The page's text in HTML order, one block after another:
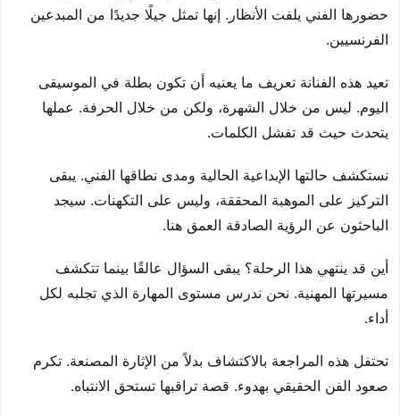
حضورها الفني يلفت الأنظار. إنها تمثل جيلًا جديدًا من المبدعين
الفرنسيين.
تعيد هذه الفنانة تعريف ما يعنيه أن تكون بطلة في الموسيقى
اليوم. ليس من خلال الشهرة، ولكن من خلال الحرفة. عملها
يتحدث حيث قد تفشل الكلمات.
نستكشف حالتها الإبداعية الحالية ومدى نطاقها الفني. يبقى
التركيز على الموهبة المحققة، وليس على التكهنات. سيجد
الباحثون عن الرؤية الصادقة العمق هنا.
أين قد ينتهي هذا الرحلة؟ يبقى السؤال عالقًا بينما تتكشف
مسيرتها المهنية. نحن ندرس مستوى المهارة الذي تجلبه لكل
أداء.
تحتفل هذه المراجعة بالاكتشاف بدلاً من الإثارة المصنعة. تكرم
صعود الفن الحقيقي بهدوء. قصة تراقبها تستحق الانتباه.